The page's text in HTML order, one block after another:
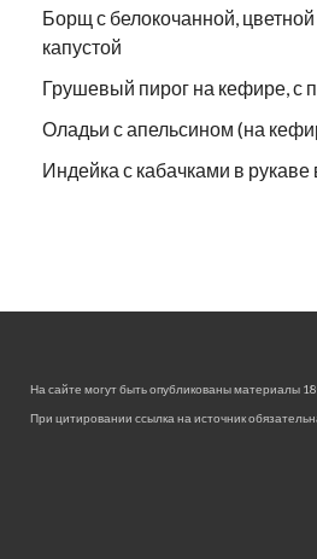
Борщ с белокочанной, цветной
капустой
Грушевый пирог на кефире, с
Оладьи с апельсином (на
Индейка с кабачками в рукаве
На сайте могут быть опубликованы материалы
При цитировании ссылка на источник